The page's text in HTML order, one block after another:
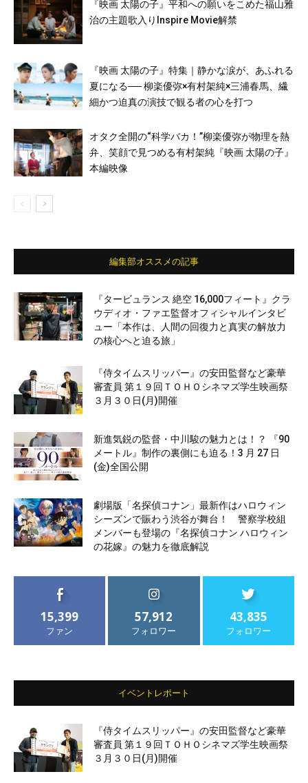
『映画 太陽の子』平和への願いをこめた福山雅
治の主題歌入りInspire Movie解禁
『映画 太陽の子』特集｜静かな涙が、あふれる
夏になる── 柳楽優弥×有村架純×三浦春馬、繊
細かつ迫真の演技で観る者の心を打つ
オタク全開の“科学バカ！”柳楽優弥が物理を熱
弁、笑顔で見つめる有村架純『映画 太陽の子』
本編映像
編集部オススメの記事
『タービュランス 絶空 16,000フィート』クラ
ウディオ・ファエ監督オフィシャルインタビ
ュー「本作は、人間の回復力と真実の解放力
の核心へと迫る旅」
『侍タイムスリッパー』の安田監督など豪華
審査員 第１９回ＴＯＨＯシネマズ学生映画祭
３月３０日(月)開催
新進気鋭の監督・中川駿の魅力とは！？ 『90
メートル』制作の裏側にも迫る！3 月 27 日
(金)全国公開
劇場版「名探偵コナン」最新作はハロウィン
シーズンで賑わう渋谷が舞台！ 警察学校組
メンバーも登場の『名探偵コナン ハロウィン
の花嫁』の魅力を徹底解説
15,399
ファン
57,912
フォロワー
43,835
フォロワー
イベントレポート
『侍タイムスリッパー』の安田監督など豪華
審査員 第１９回ＴＯＨＯシネマズ学生映画祭
３月３０日(月)開催